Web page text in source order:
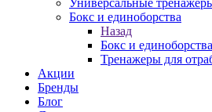
Универсальные
Бокс и единоборства
Назад
Бокс и единоборства
Тренажеры для
Акции
Бренды
Блог